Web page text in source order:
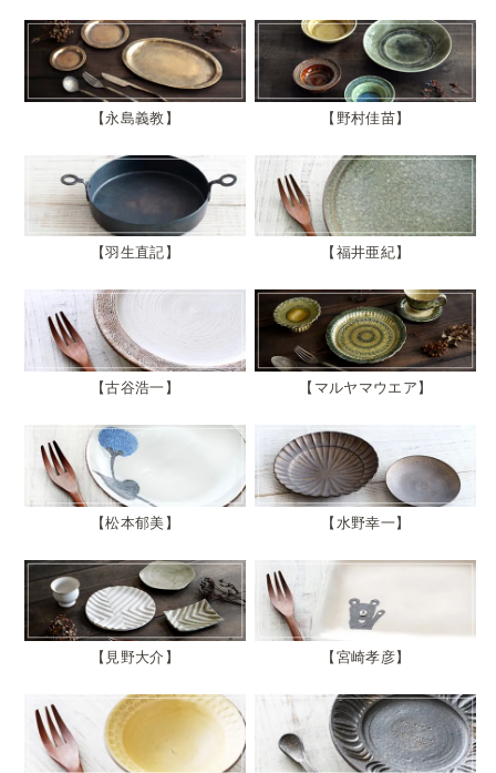
永島義教 野村佳苗
羽生直記 福井亜紀
古谷浩一 マルヤマウエア
松本郁美 水野幸一
見野大介 宮崎孝彦